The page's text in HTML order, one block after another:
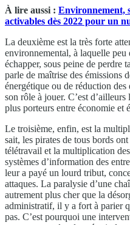
À lire aussi : Environnement,
activables dès 2022 pour un
La deuxième est la très forte
environnemental, à laquelle peu
échapper, sous peine de perdre
parle de maîtrise des émissions
énergétique ou de réduction des
son rôle à jouer. C’est
plus porteurs entre économie et
Le troisième, enfin, est la
sait, les pirates de tous bords
télétravail et la multiplication
systèmes d’information des
leur a payé un lourd tribut,
attaques. La paralysie d’une
autrement plus cher que la
administratif, il y a fort à parier
pas. C’est pourquoi une